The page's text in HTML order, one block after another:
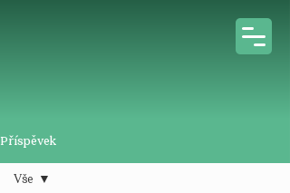
Příspěvek
Vše